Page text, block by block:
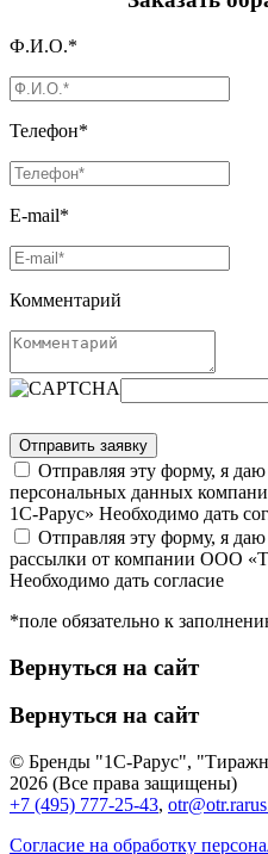
Ф.И.О.*
Телефон*
E-mail*
Комментарий
Отправляя эту форму, я даю
персональных данных
1С-Рарус» Необходимо дать
Отправляя эту форму, я даю
рассылки от компании ООО
Необходимо дать согласие
*поле обязательно к
Вернуться на сайт
Вернуться на сайт
© Бренды "1С-Рарус",
2026 (Все права защищены)
+7 (495) 777-25-43,
Согласие на обработку